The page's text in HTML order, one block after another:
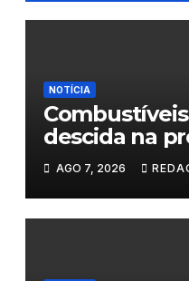
NOTÍCIA
descida na
AGO 7, 2026